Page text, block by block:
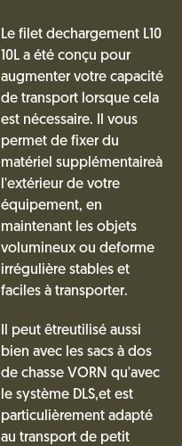
Le filet dechargement L10
10L a été conçu pour
augmenter votre capacité
de transport lorsque cela
est nécessaire. Il vous
permet de fixer du
matériel supplémentaireà
l'extérieur de votre
équipement, en
maintenant les objets
volumineux ou deforme
irrégulière stables et
faciles à transporter.
Il peut êtreutilisé aussi
bien avec les sacs à dos
de chasse VORN qu'avec
le système DLS,et est
particulièrement adapté
au transport de petit